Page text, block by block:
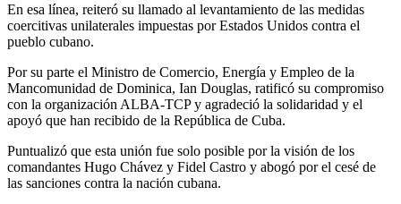
En esa línea, reiteró su llamado al levantamiento de las medidas
coercitivas unilaterales impuestas por Estados Unidos contra el
pueblo cubano.
Por su parte el Ministro de Comercio, Energía y Empleo de la
Mancomunidad de Dominica, Ian Douglas, ratificó su compromiso
con la organización ALBA-TCP y agradeció la solidaridad y el
apoyó que han recibido de la República de Cuba.
Puntualizó que esta unión fue solo posible por la visión de los
comandantes Hugo Chávez y Fidel Castro y abogó por el cesé de
las sanciones contra la nación cubana.